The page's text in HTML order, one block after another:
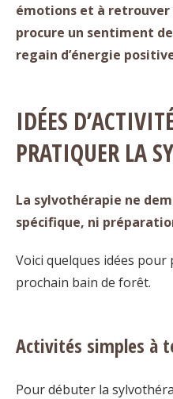
émotions et à
procure un sentiment
regain d’énergie
IDÉES
PRATIQUER LA
La sylvothérapie ne
spécifique, ni
Voici quelques idées
prochain bain de forêt.
Activités simples à
Pour débuter la